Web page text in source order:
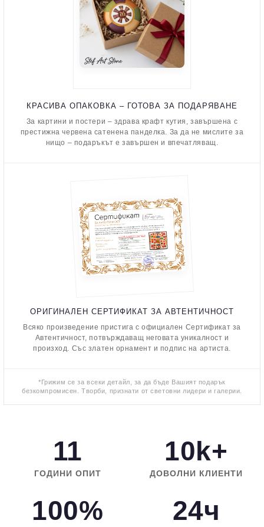
КРАСИВА ОПАКОВКА – ГОТОВА ЗА ПОДАРЯВАНЕ
За картини и постери – здрава крафт кутия, завършена с
престижна червена сатенена панделка. За да не мислите за
нищо – подаръкът е завършен и впечатляващ.
ОРИГИНАЛЕН СЕРТИФИКАТ ЗА АВТЕНТИЧНОСТ
Всяко произведение пристига с официален Сертификат за
Автентичност, потвърждаващ неговата уникалност и
произход. Със златен орнамент и подпис на артиста.
*Грижим се за всеки детайл, за да бъде Вашият подарък
безкомпромисен. Творби, признати от световни лидери и галерии.
11
ГОДИНИ ОПИТ
10k+
ДОВОЛНИ КЛИЕНТИ
100% 24ч